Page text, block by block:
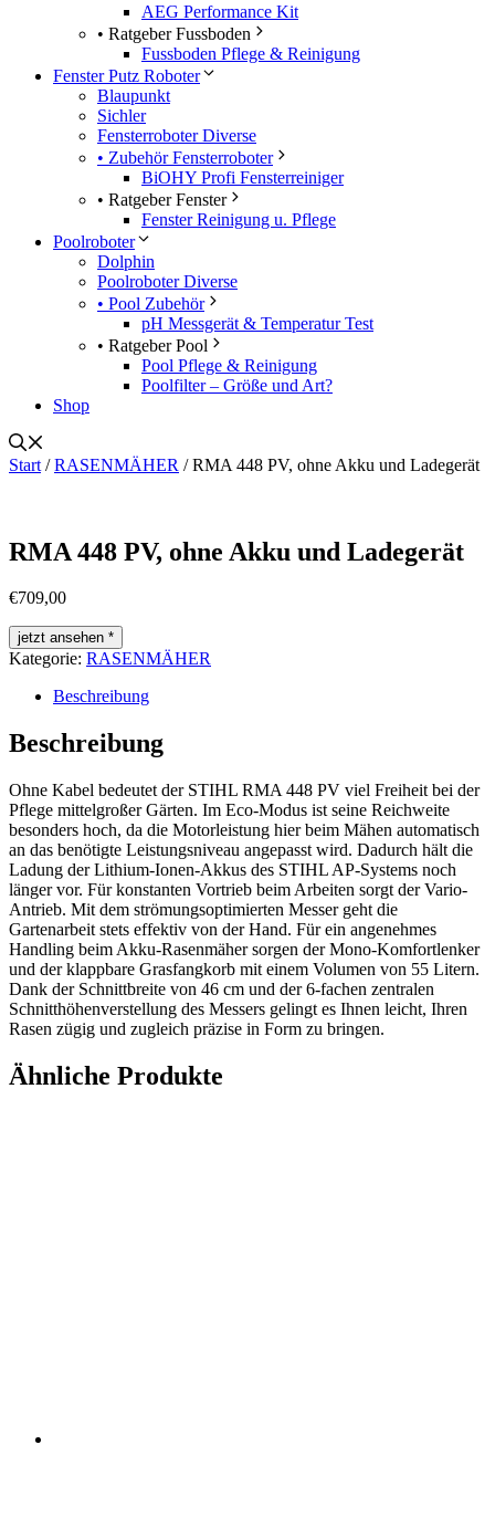
AEG Performance Kit
• Ratgeber Fussboden
Fussboden Pflege & Reinigung
Fenster Putz Roboter
Blaupunkt
Sichler
Fensterroboter Diverse
• Zubehör Fensterroboter
BiOHY Profi Fensterreiniger
• Ratgeber Fenster
Fenster Reinigung u. Pflege
Poolroboter
Dolphin
Poolroboter Diverse
• Pool Zubehör
pH Messgerät & Temperatur Test
• Ratgeber Pool
Pool Pflege & Reinigung
Poolfilter – Größe und Art?
Shop
Start /RASENMÄHER / RMA 448 PV, ohne Akku und Ladegerät
RMA 448 PV, ohne Akku und Ladegerät
€709,00
jetzt ansehen *
Kategorie: RASENMÄHER
Beschreibung
Beschreibung
Ohne Kabel bedeutet der STIHL RMA 448 PV viel Freiheit bei der
Pflege mittelgroßer Gärten. Im Eco-Modus ist seine Reichweite
besonders hoch, da die Motorleistung hier beim Mähen automatisch
an das benötigte Leistungsniveau angepasst wird. Dadurch hält die
Ladung der Lithium-Ionen-Akkus des STIHL AP-Systems noch
länger vor. Für konstanten Vortrieb beim Arbeiten sorgt der Vario-
Antrieb. Mit dem strömungsoptimierten Messer geht die
Gartenarbeit stets effektiv von der Hand. Für ein angenehmes
Handling beim Akku-Rasenmäher sorgen der Mono-Komfortlenker
und der klappbare Grasfangkorb mit einem Volumen von 55 Litern.
Dank der Schnittbreite von 46 cm und der 6-fachen zentralen
Schnitthöhenverstellung des Messers gelingt es Ihnen leicht, Ihren
Rasen zügig und zugleich präzise in Form zu bringen.
Ähnliche Produkte